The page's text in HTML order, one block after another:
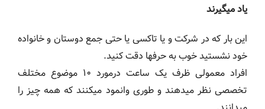
یاد میگیرند
این بار که در شرکت و یا تاکسی یا حتی جمع دوستان و خانواده
خود نشستید خوب به حرفها دقت کنید.
افراد معمولی ظرف یک ساعت درمورد ۱۰ موضوع مختلف
تخصصی نظر میدهند و طوری وانمود میکنند که همه چیز را